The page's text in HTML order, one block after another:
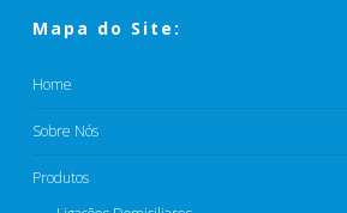
Mapa do Site:
Home
Sobre Nós
Produtos